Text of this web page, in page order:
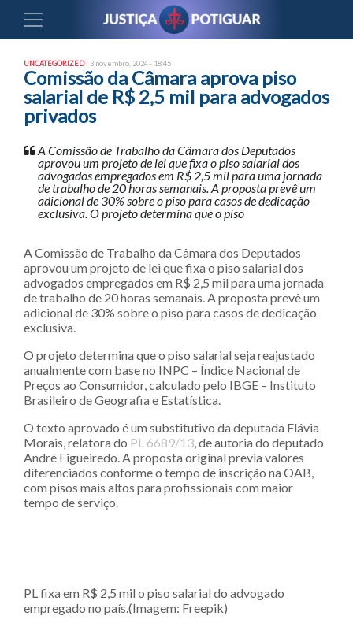
UNCATEGORIZED| 3 novembro, 2024 - 18:45
Comissão da Câmara aprova piso
salarial de R$ 2,5 mil para advogados
privados
A Comissão de Trabalho da Câmara dos Deputados
aprovou um projeto de lei que fixa o piso salarial dos
advogados empregados em R$ 2,5 mil para uma jornada
de trabalho de 20 horas semanais. A proposta prevê um
adicional de 30% sobre o piso para casos de dedicação
exclusiva. O projeto determina que o piso
A Comissão de Trabalho da Câmara dos Deputados
aprovou um projeto de lei que fixa o piso salarial dos
advogados empregados em R$ 2,5 mil para uma jornada
de trabalho de 20 horas semanais. A proposta prevê um
adicional de 30% sobre o piso para casos de dedicação
exclusiva.
O projeto determina que o piso salarial seja reajustado
anualmente com base no INPC – Índice Nacional de
Preços ao Consumidor, calculado pelo IBGE – Instituto
Brasileiro de Geografia e Estatística.
O texto aprovado é um substitutivo da deputada Flávia
Morais, relatora do PL 6689/13, de autoria do deputado
André Figueiredo. A proposta original previa valores
diferenciados conforme o tempo de inscrição na OAB,
com pisos mais altos para profissionais com maior
tempo de serviço.
PL fixa em R$ 2,5 mil o piso salarial do advogado
empregado no país.(Imagem: Freepik)